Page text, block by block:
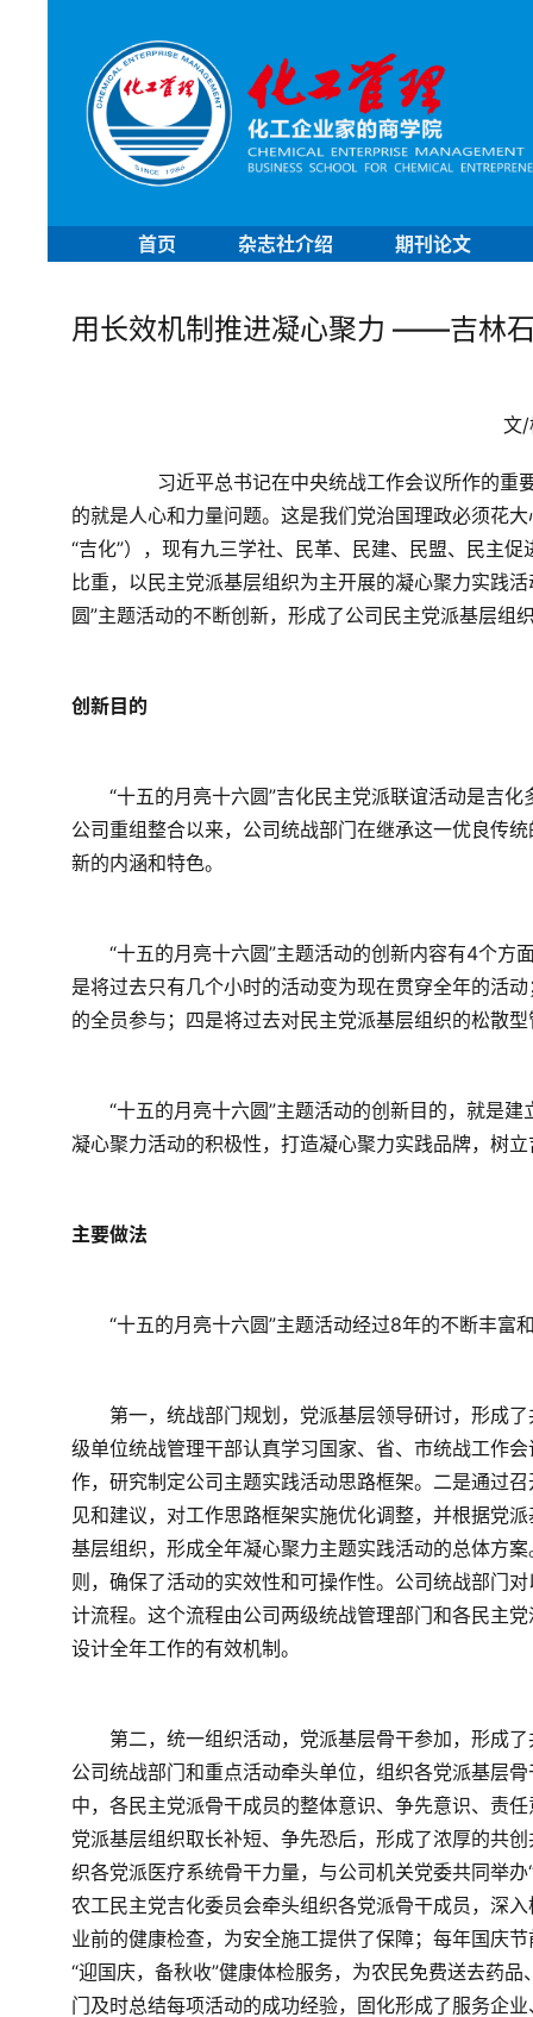
首页 杂志社介绍 期刊论文
用长效机制推进凝心聚力 ——吉林
的就是人心和力量问题。这是我们党治国理政必须花
“吉化”），现有九三学社、民革、民建、民盟、民主
比重，以民主党派基层组织为主开展的凝心聚力实践
圆”主题活动的不断创新，形成了公司民主党派基层组
创新目的
“十五的月亮十六圆”吉化民主党派联谊活动是吉化
公司重组整合以来，公司统战部门在继承这一优良传
新的内涵和特色。
“十五的月亮十六圆”主题活动的创新内容有4个方
是将过去只有几个小时的活动变为现在贯穿全年的活
的全员参与；四是将过去对民主党派基层组织的松散
“十五的月亮十六圆”主题活动的创新目的，就是建
凝心聚力活动的积极性，打造凝心聚力实践品牌，树
主要做法
“十五的月亮十六圆”主题活动经过8年的不断丰富
第一，统战部门规划，党派基层领导研讨，形成了
级单位统战管理干部认真学习国家、省、市统战工作
作，研究制定公司主题实践活动思路框架。二是通过
见和建议，对工作思路框架实施优化调整，并根据党
基层组织，形成全年凝心聚力主题实践活动的总体方
则，确保了活动的实效性和可操作性。公司统战部门
计流程。这个流程由公司两级统战管理部门和各民主
设计全年工作的有效机制。
第二，统一组织活动，党派基层骨干参加，形成了
公司统战部门和重点活动牵头单位，组织各党派基层
中，各民主党派骨干成员的整体意识、争先意识、责
党派基层组织取长补短、争先恐后，形成了浓厚的共
织各党派医疗系统骨干力量，与公司机关党委共同举
农工民主党吉化委员会牵头组织各党派骨干成员，深
业前的健康检查，为安全施工提供了保障；每年国庆
“迎国庆，备秋收”健康体检服务，为农民免费送去药
门及时总结每项活动的成功经验，固化形成了服务企